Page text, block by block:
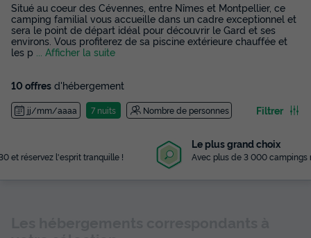
Situé au coeur des Cévennes, entre Nîmes et Montpellier, ce
camping familial vous accueille dans un cadre exceptionnel et
sera le point de départ idéal pour découvrir le Gard et ses
environs. Vous profiterez de sa piscine extérieure chauffée et
les p
... Afficher la suite
10 offres d'hébergement
jj/mm/aaaa 7 nuits Nombre de personnes Filtrer
Avec plus de 3 000 campings référencés